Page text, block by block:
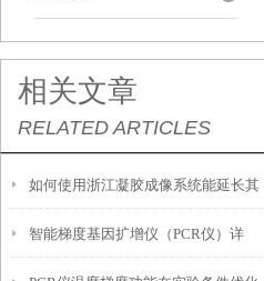
相关文章
RELATED ARTICLES
如何使用浙江凝胶成像系统能延长其
使用寿命？
智能梯度基因扩增仪（PCR仪）详